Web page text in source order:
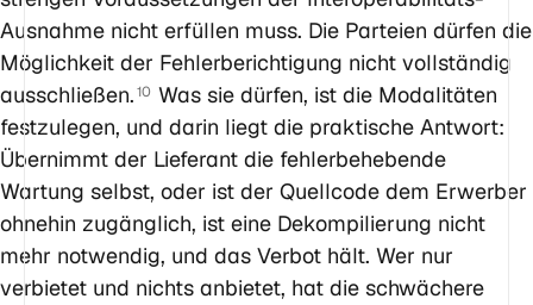
Ausnahme nicht erfüllen muss. Die Parteien dürfen die
Möglichkeit der Fehlerberichtigung nicht vollständig
ausschließen. 10 Was sie dürfen, ist die Modalitäten
festzulegen, und darin liegt die praktische Antwort:
Übernimmt der Lieferant die fehlerbehebende
Wartung selbst, oder ist der Quellcode dem Erwerber
ohnehin zugänglich, ist eine Dekompilierung nicht
mehr notwendig, und das Verbot hält. Wer nur
verbietet und nichts anbietet, hat die schwächere